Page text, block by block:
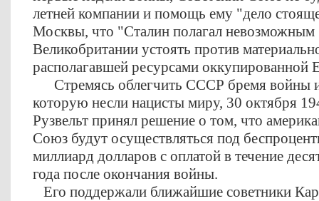
летней компании и помощь ему "дело
Москвы, что "Сталин полагал
Великобритании устоять против
располагавшей ресурсами оккупированной
Стремясь облегчить СССР бремя войны
которую несли нацисты миру, 30 октября
Рузвельт принял решение о том, что
Союз будут осуществляться под
миллиард долларов с оплатой в течение
года после окончания войны.
Его поддержали ближайшие советники